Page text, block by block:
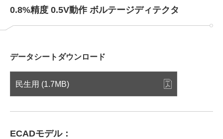
0.8%精度 0.5V動作 ボルテージディテクタ
データシートダウンロード
民生用 (1.7MB)
ECADモデル：